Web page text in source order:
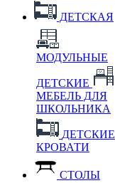
ДЕТСКАЯ
МОДУЛЬНЫЕ
ДЕТСКИЕ
МЕБЕЛЬ ДЛЯ
ШКОЛЬНИКА
ДЕТСКИЕ
КРОВАТИ
СТОЛЫ